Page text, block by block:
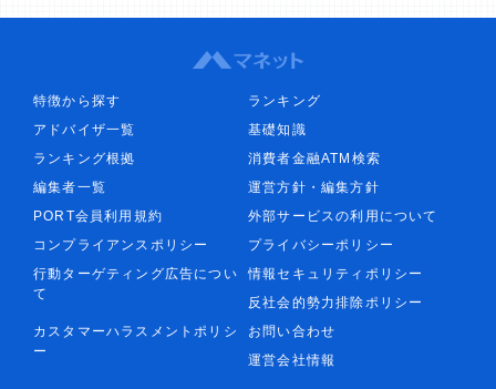
特徴から探す
ランキング
アドバイザ一覧
基礎知識
ランキング根拠
消費者金融ATM検索
編集者一覧
運営方針・編集方針
PORT会員利用規約
外部サービスの利用について
コンプライアンスポリシー
プライバシーポリシー
行動ターゲティング広告につい
て
情報セキュリティポリシー
反社会的勢力排除ポリシー
カスタマーハラスメントポリシ
ー
お問い合わせ
運営会社情報